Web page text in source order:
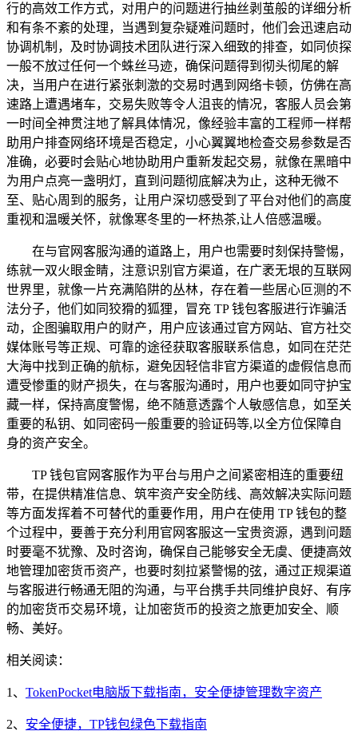
行的高效工作方式，对用户的问题进行抽丝剥茧般的详细分析
和有条不紊的处理，当遇到复杂疑难问题时，他们会迅速启动
协调机制，及时协调技术团队进行深入细致的排查，如同侦探
一般不放过任何一个蛛丝马迹，确保问题得到彻头彻尾的解
决，当用户在进行紧张刺激的交易时遇到网络卡顿，仿佛在高
速路上遭遇堵车，交易失败等令人沮丧的情况，客服人员会第
一时间全神贯注地了解具体情况，像经验丰富的工程师一样帮
助用户排查网络环境是否稳定，小心翼翼地检查交易参数是否
准确，必要时会贴心地协助用户重新发起交易，就像在黑暗中
为用户点亮一盏明灯，直到问题彻底解决为止，这种无微不
至、贴心周到的服务，让用户深切感受到了平台对他们的高度
重视和温暖关怀，就像寒冬里的一杯热茶,让人倍感温暖。
在与官网客服沟通的道路上，用户也需要时刻保持警惕，
练就一双火眼金睛，注意识别官方渠道，在广袤无垠的互联网
世界里，就像一片充满陷阱的丛林，存在着一些居心叵测的不
法分子，他们如同狡猾的狐狸，冒充 TP 钱包客服进行诈骗活
动，企图骗取用户的财产，用户应该通过官方网站、官方社交
媒体账号等正规、可靠的途径获取客服联系信息，如同在茫茫
大海中找到正确的航标，避免因轻信非官方渠道的虚假信息而
遭受惨重的财产损失，在与客服沟通时，用户也要如同守护宝
藏一样，保持高度警惕，绝不随意透露个人敏感信息，如至关
重要的私钥、如同密码一般重要的验证码等,以全方位保障自
身的资产安全。
TP 钱包官网客服作为平台与用户之间紧密相连的重要纽
带，在提供精准信息、筑牢资产安全防线、高效解决实际问题
等方面发挥着不可替代的重要作用，用户在使用 TP 钱包的整
个过程中，要善于充分利用官网客服这一宝贵资源，遇到问题
时要毫不犹豫、及时咨询，确保自己能够安全无虞、便捷高效
地管理加密货币资产，也要时刻拉紧警惕的弦，通过正规渠道
与客服进行畅通无阻的沟通，与平台携手共同维护良好、有序
的加密货币交易环境，让加密货币的投资之旅更加安全、顺
畅、美好。
相关阅读：
1、 TokenPocket电脑版下载指南，安全便捷管理数字资产
2、 安全便捷，TP钱包绿色下载指南